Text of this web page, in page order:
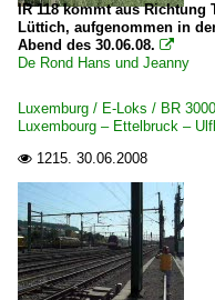
IR 118 kommt aus
Lüttich, aufgenommen in
Abend des 30.06.08. 
De Rond Hans und Jeanny
Luxemburg / E-Loks / BR 3000
Luxembourg – Ettelbruck –
 1215. 30.06.2008